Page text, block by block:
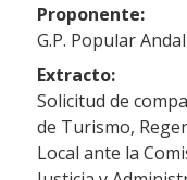
Proponente:
G.P. Popular
Extracto:
Solicitud de
de Turismo,
Local ante la